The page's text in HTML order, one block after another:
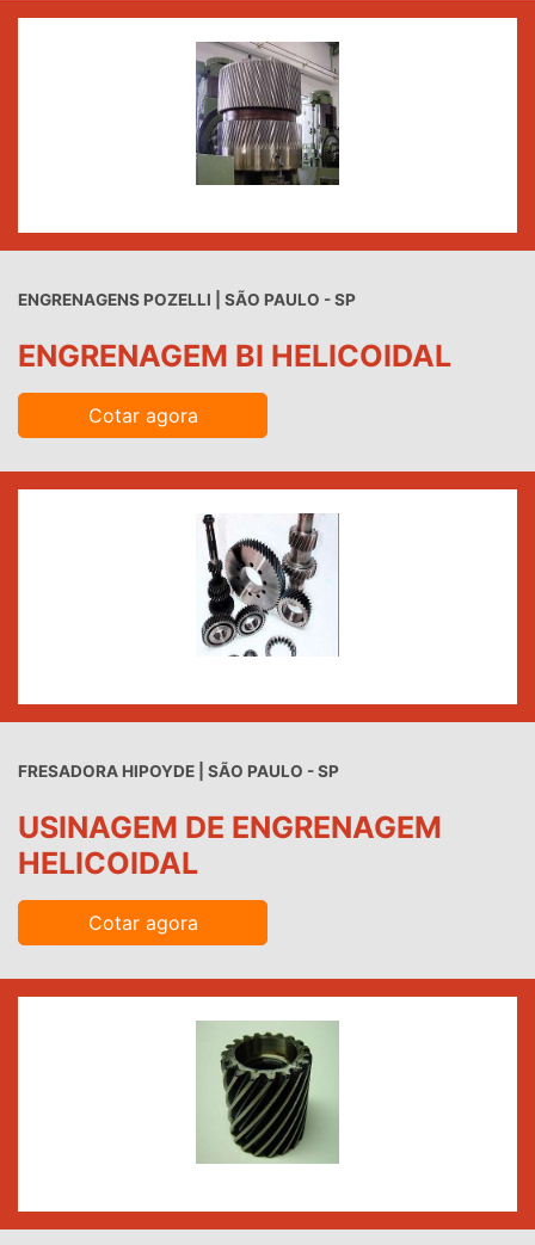
ENGRENAGENS POZELLI | SÃO PAULO - SP
ENGRENAGEM BI HELICOIDAL
Cotar agora
FRESADORA HIPOYDE | SÃO PAULO - SP
USINAGEM DE ENGRENAGEM
HELICOIDAL
Cotar agora